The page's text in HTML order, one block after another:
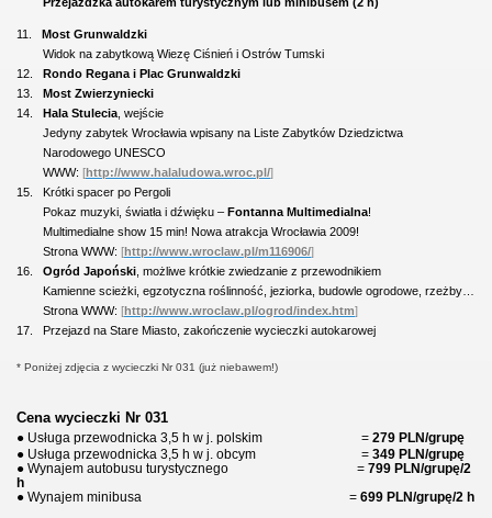
11. Most Grunwaldzki
Widok na zabytkową Wiezę Ciśnień i Ostrów Tumski
12. Rondo Regana i Plac Grunwaldzki
13. Most Zwierzyniecki
14.
Hala Stulecia , wejście
Jedyny zabytek Wrocławia wpisany na Liste Zabytków Dziedzictwa
Narodowego UNESCO
WWW: [http://www.halaludowa.wroc.pl/]
15.
Krótki spacer po Pergoli
Pokaz muzyki, światła i dźwięku – Fontanna Multimedialna!
Multimedialne show 15 min! Nowa atrakcja Wrocławia 2009!
Strona WWW: [http://www.wroclaw.pl/m116906/]
16.
Ogród Japoński , możliwe krótkie zwiedzanie z przewodnikiem
Kamienne scieżki, egzotyczna roślinność, jeziorka, budowle ogrodowe, rzeżby…
Strona WWW: [http://www.wroclaw.pl/ogrod/index.htm]
17.
Przejazd na Stare Miasto, zakończenie wycieczki autokarowej
* Poniżej zdjęcia z wycieczki Nr 031 (już niebawem!)
Cena wycieczki Nr 031
● Usługa przewodnicka 3,5 h w j. polskim = 279 PLN/grupę
● Usługa przewodnicka 3,5 h w j. obcym
= 349 PLN/grupę
● Wynajem autobusu turystycznego
= 799 PLN/grupę/2
h
● Wynajem minibusa
= 699 PLN/grupę/2 h